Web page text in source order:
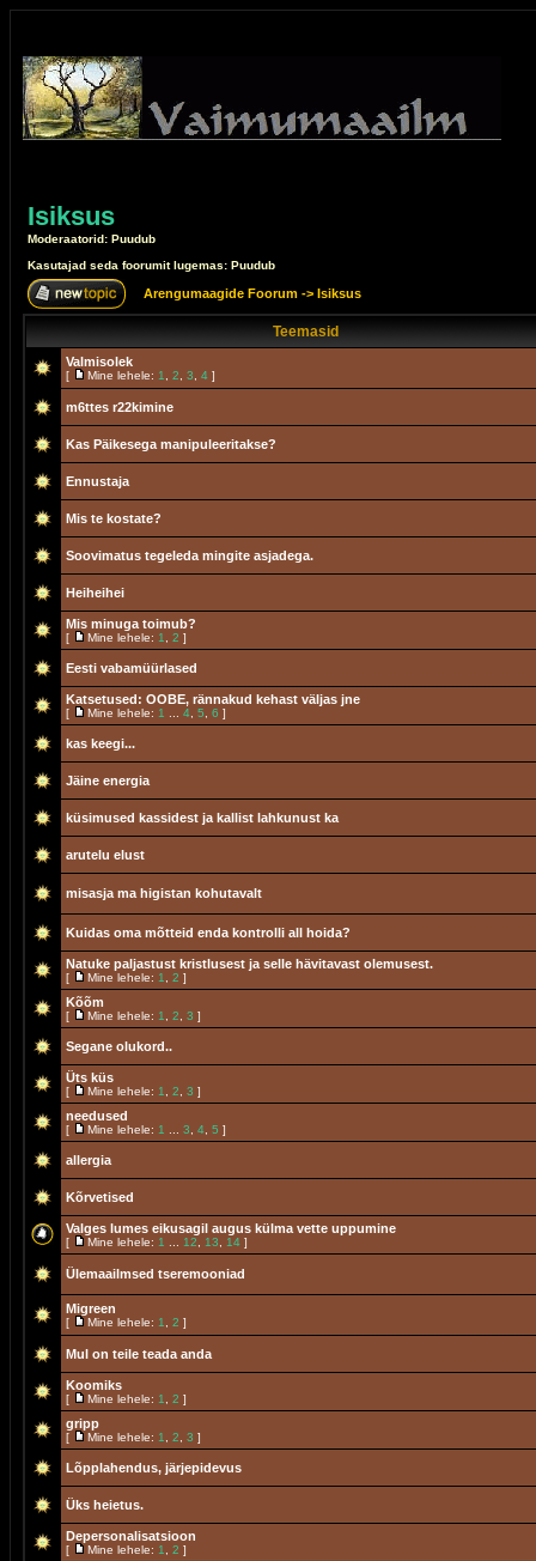
Isiksus
Moderaatorid: Puudub
Kasutajad seda foorumit lugemas: Puudub
Arengumaagide Foorum -> Isiksus
Teemasid
Valmisolek
[ Mine lehele: 1 2 3 4 ]
m6ttes r22kimine
Kas Päikesega manipuleeritakse?
Ennustaja
Mis te kostate?
Soovimatus tegeleda mingite asjadega.
Heiheihei
Mis minuga toimub?
[ Mine lehele: 1 2 ]
Eesti vabamüürlased
Katsetused: OOBE, rännakud kehast väljas jne
[ Mine lehele: 1 4 5 6 ]
kas keegi...
Jäine energia
küsimused kassidest ja kallist lahkunust ka
arutelu elust
misasja ma higistan kohutavalt
Kuidas oma mõtteid enda kontrolli all hoida?
Natuke paljastust kristlusest ja selle hävitavast olemusest.
[ Mine lehele: 1 2 ]
Kõõm
[ Mine lehele: 1 2 3 ]
Segane olukord..
Üts küs
[ Mine lehele: 1 2 3 ]
needused
[ Mine lehele: 1 3 4 5 ]
allergia
Kõrvetised
Valges lumes eikusagil augus külma vette uppumine
[ Mine lehele: 1 12 13 14 ]
Ülemaailmsed tseremooniad
Migreen
[ Mine lehele: 1 2 ]
Mul on teile teada anda
Koomiks
[ Mine lehele: 1 2 ]
gripp
[ Mine lehele: 1 2 3 ]
Lõpplahendus, järjepidevus
Üks heietus.
Depersonalisatsioon
[ Mine lehele: 1 2 ]